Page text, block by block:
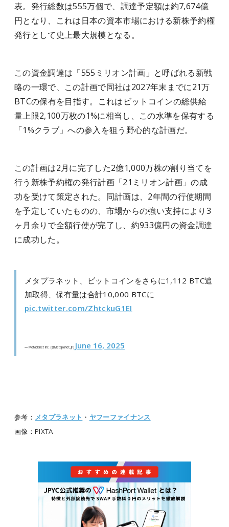
表。発行総数は555万個で、調達予定額は約7,674億
円となり、これは日本の資本市場における新株予約権
発行として史上最大規模となる。
この資金調達は「555ミリオン計画」と呼ばれる新戦
略の一環で、この計画で同社は2027年末までに21万
BTCの保有を目指す。これはビットコインの総供給
量上限2,100万枚の1%に相当し、この水準を保有する
「1%クラブ」への参入を狙う野心的な計画だ。
この計画は2月に完了した2億1,000万株の割り当てを
行う新株予約権の発行計画「21ミリオン計画」の成
功を受けて策定された。同計画は、2年間の行使期間
を予定していたものの、市場からの強い支持により3
ヶ月余りで全額行使が完了し、約933億円の資金調達
に成功した。
メタプラネット、ビットコインをさらに1,112 BTC追
加取得、保有量は合計10,000 BTCに
pic.twitter.com/ZhtckuG1EI
— Metaplanet Inc. (@Metaplanet_JP) June 16, 2025
参考： メタプラネット ・ ヤフーファイナンス
画像：PIXTA